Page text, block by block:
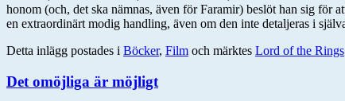
honom (och, det ska nämnas, även för Faramir) beslöt han sig för
en extraordinärt modig handling, även om den inte detaljeras i
Detta inlägg postades i Böcker, Film och märktes Lord of the Rings
Det omöjliga är möjligt